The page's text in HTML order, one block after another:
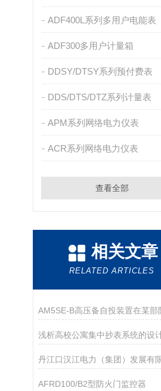
ADF400L系列多用户电能表
ADF300多用户计量箱
DDSY/DTSY系列预付费表
DDS/DTS/DTZ系列计量表
APM系列网络电力仪表
ACR系列网络电力仪表
查看全部
相关文章
RELATED ARTICLES
AFRD100/B2型防火门监控器